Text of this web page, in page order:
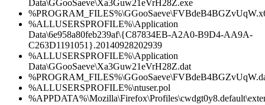
Data\GGooSaeve\Xa3Guw21eVrH28Z.exe
%ALLUSERSPROFILE%\Application
Data\6e958a80feb239af\{C87834EB-A2A0-B9D4-AA9A-
C263D1191051}.20140928202939
%ALLUSERSPROFILE%\Application
Data\GGooSaeve\Xa3Guw21eVrH28Z.dat
%ALLUSERSPROFILE%\ntuser.pol